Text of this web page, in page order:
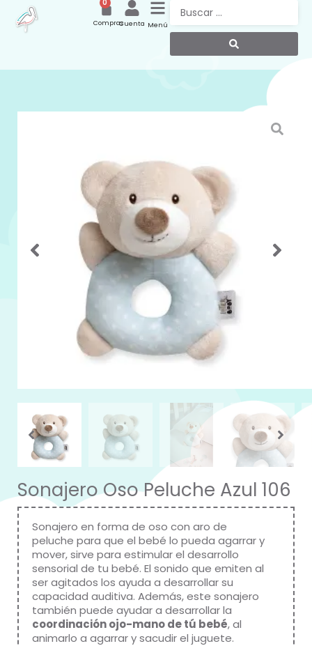
Menú
Cuenta
0
Compras
Sonajero Oso Peluche Azul 106
Sonajero en forma de oso con aro de
peluche para que el bebé lo pueda agarrar y
mover, sirve para estimular el desarrollo
sensorial de tu bebé. El sonido que emiten al
ser agitados los ayuda a desarrollar su
capacidad auditiva. Además, este sonajero
también puede ayudar a desarrollar la
coordinación ojo-mano de tú bebé, al
animarlo a agarrar y sacudir el juguete.